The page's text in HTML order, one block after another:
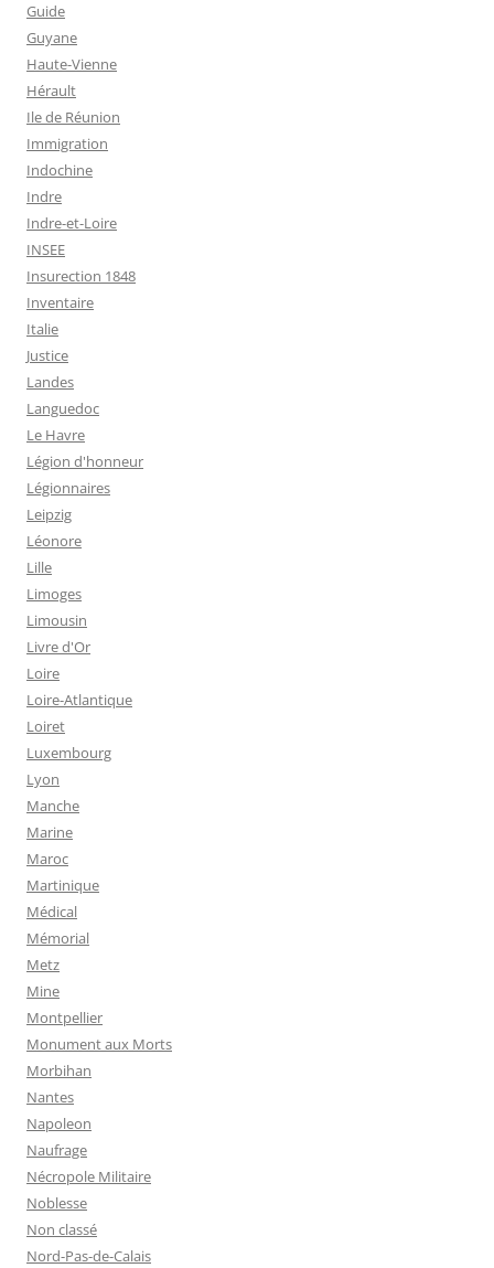
Guide
Guyane
Haute-Vienne
Hérault
Ile de Réunion
Immigration
Indochine
Indre
Indre-et-Loire
INSEE
Insurection 1848
Inventaire
Italie
Justice
Landes
Languedoc
Le Havre
Légion d'honneur
Légionnaires
Leipzig
Léonore
Lille
Limoges
Limousin
Livre d'Or
Loire
Loire-Atlantique
Loiret
Luxembourg
Lyon
Manche
Marine
Maroc
Martinique
Médical
Mémorial
Metz
Mine
Montpellier
Monument aux Morts
Morbihan
Nantes
Napoleon
Naufrage
Nécropole Militaire
Noblesse
Non classé
Nord-Pas-de-Calais